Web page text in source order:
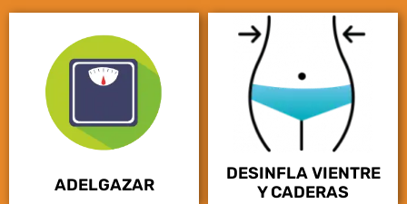
ADELGAZAR
DESINFLA VIENTRE
Y CADERAS